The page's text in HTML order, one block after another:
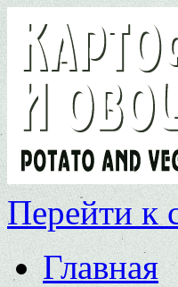
Перейти к
Главная